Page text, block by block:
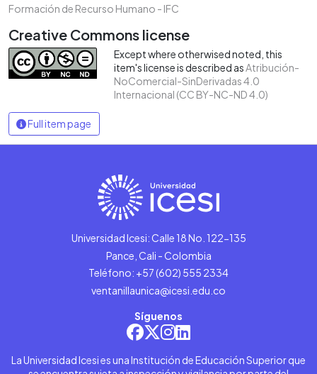
Formación de Recurso Humano - IFC
Creative Commons license
Except where otherwised noted, this
item's license is described asAtribución-
NoComercial-SinDerivadas 4.0
Internacional (CC BY-NC-ND 4.0)
Full item page
Universidad Icesi: Calle 18 No. 122-135
Pance, Cali - Colombia
Teléfono: +57 (602) 555 2334
ventanillaunica@icesi.edu.co
Síguenos
La Universidad Icesi es una Institución de Educación Superior que